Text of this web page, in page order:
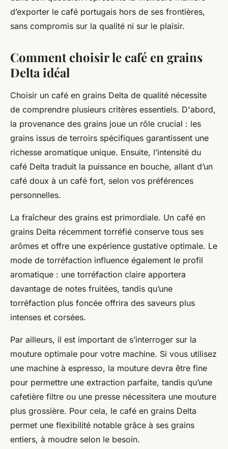
d’exporter le café portugais hors de ses frontières,
sans compromis sur la qualité ni sur le plaisir.
Comment choisir le café en grains
Delta idéal
Choisir un café en grains Delta de qualité nécessite
de comprendre plusieurs critères essentiels. D'abord,
la provenance des grains joue un rôle crucial : les
grains issus de terroirs spécifiques garantissent une
richesse aromatique unique. Ensuite, l’intensité du
café Delta traduit la puissance en bouche, allant d’un
café doux à un café fort, selon vos préférences
personnelles.
La fraîcheur des grains est primordiale. Un café en
grains Delta récemment torréfié conserve tous ses
arômes et offre une expérience gustative optimale. Le
mode de torréfaction influence également le profil
aromatique : une torréfaction claire apportera
davantage de notes fruitées, tandis qu’une
torréfaction plus foncée offrira des saveurs plus
intenses et corsées.
Par ailleurs, il est important de s’interroger sur la
mouture optimale pour votre machine. Si vous utilisez
une machine à espresso, la mouture devra être fine
pour permettre une extraction parfaite, tandis qu’une
cafetière filtre ou une presse nécessitera une mouture
plus grossière. Pour cela, le café en grains Delta
permet une flexibilité notable grâce à ses grains
entiers, à moudre selon le besoin.